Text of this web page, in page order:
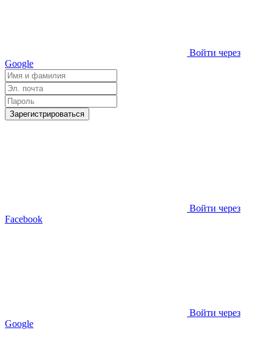
Войти через
Google
Зарегистрироваться
Войти через
Facebook
Войти через
Google